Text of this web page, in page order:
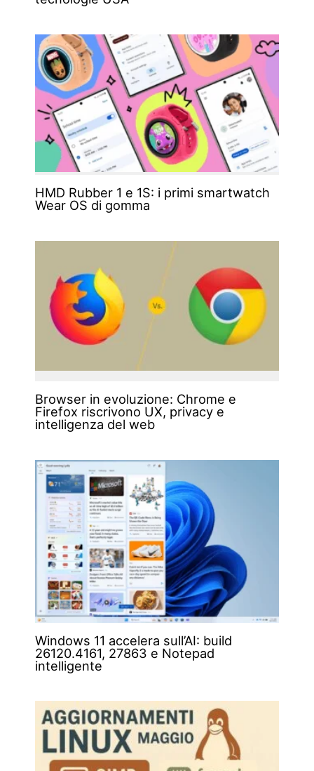
HMD Rubber 1 e 1S: i primi smartwatch
Wear OS di gomma
Browser in evoluzione: Chrome e
Firefox riscrivono UX, privacy e
intelligenza del web
Windows 11 accelera sull’AI: build
26120.4161, 27863 e Notepad
intelligente